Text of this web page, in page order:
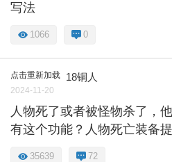
写法
1066 0
点击重新加载 18铜人
2024-11-20
人物死了或者被怪物杀了，
有这个功能？人物死亡装备
35639 72